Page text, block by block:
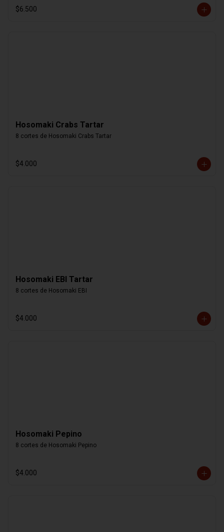
$6.500
Hosomaki Crabs Tartar
8 cortes de Hosomaki Crabs Tartar
$4.000
Hosomaki EBI Tartar
8 cortes de Hosomaki EBI
$4.000
Hosomaki Pepino
8 cortes de Hosomaki Pepino
$4.000